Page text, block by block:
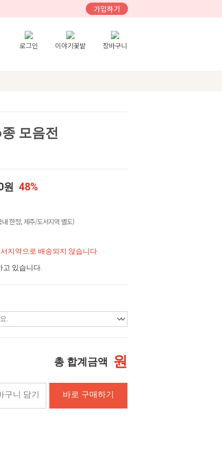
가입하기
로그인 이야기꽃밭 장바구니
모음전
원 48%
내 한정, 제주/도서지역 별도)
지역으로 배송되지 않습니다.
있습니다.
총 합계금액 원
구니 담기 바로 구매하기